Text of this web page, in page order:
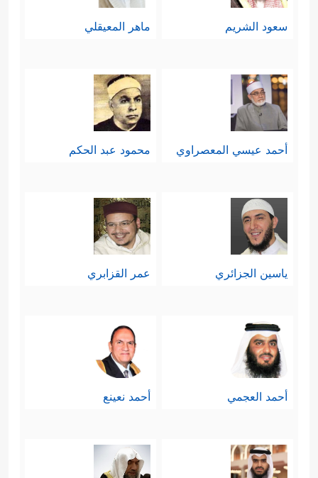
سعود الشريم ماهر المعيقلي
أحمد عيسي المعصراوي محمود عبد الحكم
ياسين الجزائري عمر القزابري
أحمد العجمي أحمد نعينع